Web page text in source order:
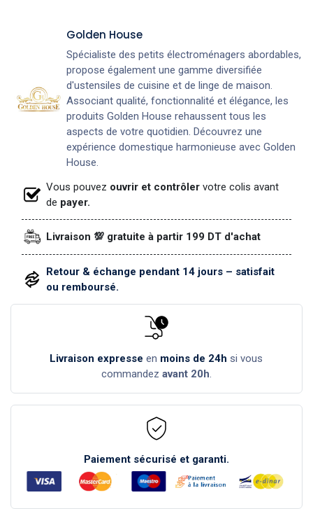
Golden House
Spécialiste des petits électroménagers abordables,
propose également une gamme diversifiée
d'ustensiles de cuisine et de linge de maison.
Associant qualité, fonctionnalité et élégance, les
produits Golden House rehaussent tous les
aspects de votre quotidien. Découvrez une
expérience domestique harmonieuse avec Golden
House.
Vous pouvez ouvrir et contrôler votre colis avant
de payer.
Livraison 💯 gratuite à partir 199 DT d'achat
Retour & échange pendant 14 jours – satisfait
ou remboursé.
Livraison expresse en moins de 24h si vous
commandez avant 20h.
Paiement sécurisé et garanti.